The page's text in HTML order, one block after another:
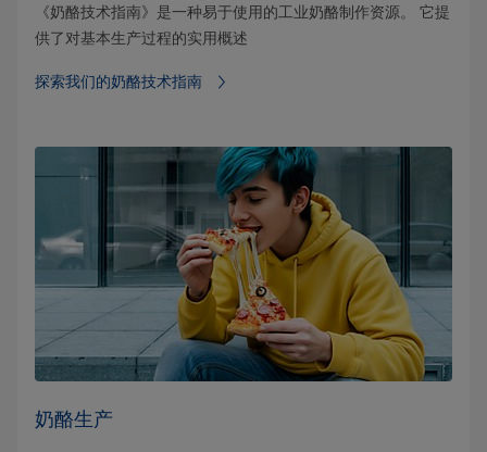
《奶酪技术指南》是一种易于使用的工业奶酪制作资源。 它提
供了对基本生产过程的实用概述
探索我们的奶酪技术指南
奶酪生产